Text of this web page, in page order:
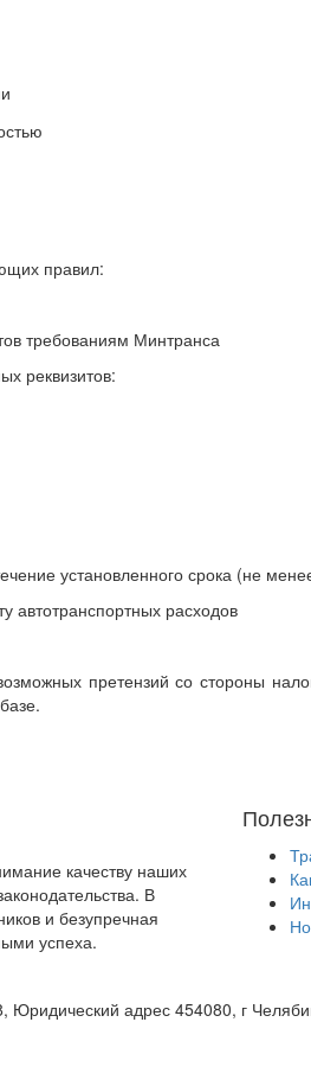
правил:
требованиям Минтранса
реквизитов:
установленного срока (не
автотранспортных расходов
претензий со стороны
качеству наших
В
и безупречная
успеха.
адрес 454080, г